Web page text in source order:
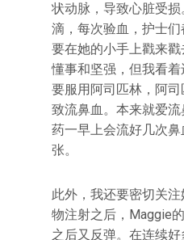
状动脉，导致心脏受
滴，每次验血，护士们
要在她的小手上戳来
懂事和坚强，但我看
要服用阿司匹林，阿
致流鼻血。本来就爱
药一早上会流好几次
张。
此外，我还要密切关
物注射之后，Maggie
之后又反弹。在连续